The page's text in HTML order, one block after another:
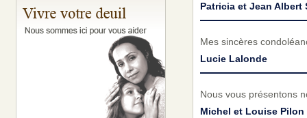
Patricia et Jean Albert
Mes sincères
Lucie Lalonde
Nous vous présentons
Michel et Louise Pilon